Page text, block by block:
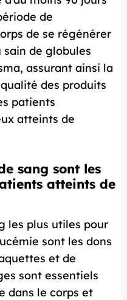
de
de se régénérer
de globules
assurant ainsi la
des produits
patients
atteints de
sang sont les
atteints de
les plus utiles pour
sont les dons
et de
sont essentiels
dans le corps et